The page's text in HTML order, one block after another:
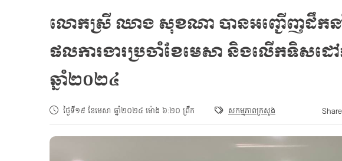
លោកស្រី ឈាង សុខណា បានអញ្ជើញដឹកន
ផលការងារប្រចាំខែមេសា​ និងលេីកទិសដៅ
ឆ្នាំ២០២៤​
ថ្ងៃទី១៩ ខែមេសា ឆ្នាំ២០២៤ ម៉ោង ៦:២០ ព្រឹក សកម្មភាពក្រសួង Share